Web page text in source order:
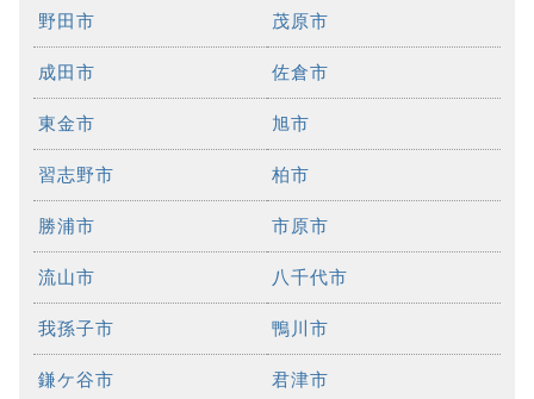
野田市 茂原市
成田市 佐倉市
東金市 旭市
習志野市 柏市
勝浦市 市原市
流山市 八千代市
我孫子市 鴨川市
鎌ケ谷市 君津市